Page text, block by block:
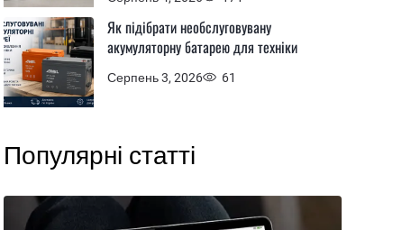
Серпень 3, 2026 61
Як підібрати необслуговувану
акумуляторну батарею для техніки
Популярні статті